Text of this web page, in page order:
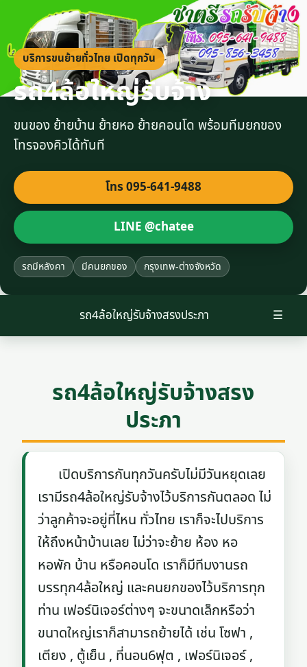
บริการขนย้ายทั่วไทย เปิดทุกวัน
รถ4ล้อใหญ่รับจ้าง
ขนของ ย้ายบ้าน ย้ายหอ ย้ายคอนโด พร้อมทีมยกของ
โทรจองคิวได้ทันที
โทร 095-641-9488
LINE @chatee
รถมีหลังคา มีคนยกของ กรุงเทพ-ต่างจังหวัด
☰
รถ4ล้อใหญ่รับจ้างสรงประภา
รถ4ล้อใหญ่รับจ้างสรง
ประภา
เปิดบริการกันทุกวันครับไม่มีวันหยุดเลย
เรามีรถ4ล้อใหญ่รับจ้างไว้บริการกันตลอด ไม่
ว่าลูกค้าจะอยู่ที่ไหน ทั่วไทย เราก็จะไปบริการ
ให้ถึงหน้าบ้านเลย ไม่ว่าจะย้าย ห้อง หอ
หอพัก บ้าน หรือคอนโด เราก็มีทีมงานรถ
บรรทุก4ล้อใหญ่ และคนยกของไว้บริการทุก
ท่าน เฟอร์นิเจอร์ต่างๆ จะขนาดเล็กหรือว่า
ขนาดใหญ่เราก็สามารถย้ายได้ เช่น โซฟา ,
เตียง , ตู้เย็น , ที่นอน6ฟุต , เฟอร์นิเจอร์ ,